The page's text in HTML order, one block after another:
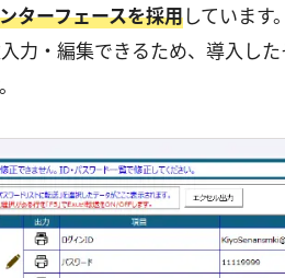
ターフェースを採用しています
力・編集できるため、導入し